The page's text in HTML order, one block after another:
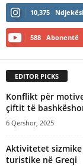
10,375
588 Abonentë
EDITOR PICKS
Konflikt për
çiftit të
6 Qershor, 2025
Aktivitetet
turistike në Greqi